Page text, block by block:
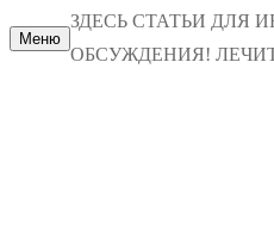
Меню
ЗДЕСЬ СТАТЬИ ДЛЯ
ОБСУЖДЕНИЯ!